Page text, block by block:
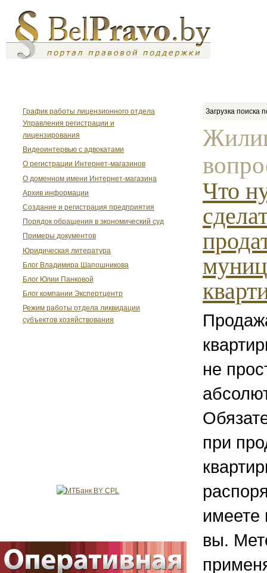
График работы лицензионного отдела
Управления регистрации и
лицензирования
Видеоинтервью с адвокатами
О регистрации Интернет-магазинов
О доменном имени Интернет-магазина
Архив информации
Создание и регистрация предприятия
Порядок обращения в экономический суд
Примеры документов
Юридическая литература
Блог Владимира Шапошникова
Блог Юлии Панковой
Блог компании Экспертцентр
Режим работы отдела ликвидации
субъектов хозяйствования
Загрузка поиска
Что
не
при
имеете
вы.